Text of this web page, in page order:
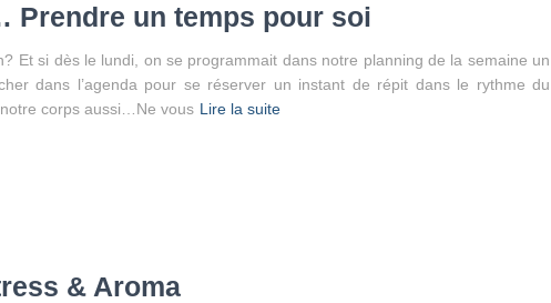
Prendre un temps pour soi
Et si dès le lundi, on se programmait dans notre planning de la semaine un
dans l’agenda pour se réserver un instant de répit dans le rythme du
corps aussi…Ne vous Lire la suite
& Aroma